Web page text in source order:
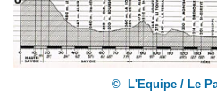
© L'Equipe / Le